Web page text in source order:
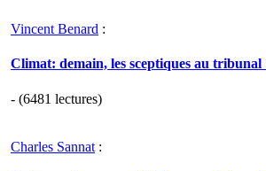
Vincent Benard :
Climat: demain, les sceptiques au tribunal
- (6481 lectures)
Charles Sannat :